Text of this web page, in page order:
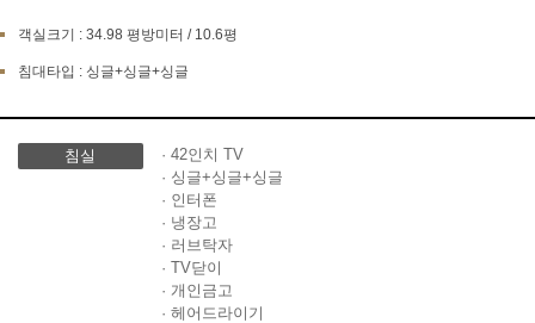
객실크기 : 34.98 평방미터 / 10.6평
침대타입 : 싱글+싱글+싱글
침실
· 42인치 TV
· 싱글+싱글+싱글
· 인터폰
· 냉장고
· 러브탁자
· TV닫이
· 개인금고
· 헤어드라이기